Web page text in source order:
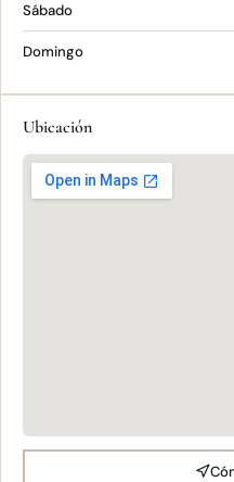
Sábado
Domingo
Ubicación